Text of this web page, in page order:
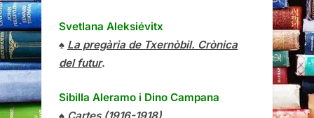
Svetlana Aleksiévitx
♠ La pregària de Txernòbil. Crònica
del futur.
Sibilla Aleramo i Dino Campana